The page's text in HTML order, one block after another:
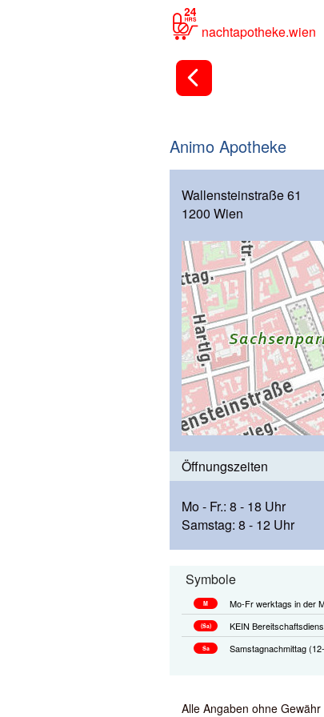
nachtapotheke.wien
Animo Apotheke
Wallensteinstraße 61
1200 Wien
Öffnungszeiten
Mo - Fr.: 8 - 18 Uhr
Samstag: 8 - 12 Uhr
Symbole
M Mo-Fr werktags in der
(Sa) KEIN
Sa Samstagnachmittag
Alle Angaben ohne